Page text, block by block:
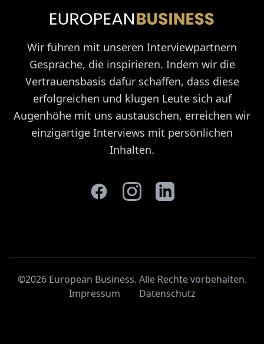
Wir führen mit unseren Interviewpartnern
Gespräche, die inspirieren. Indem wir die
Vertrauensbasis dafür schaffen, dass diese
erfolgreichen und klugen Leute sich auf
Augenhöhe mit uns austauschen, erreichen wir
einzigartige Interviews mit persönlichen
Inhalten.
©2026 European Business. Alle Rechte vorbehalten.
Impressum
Datenschutz